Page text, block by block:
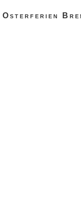
Osterferien